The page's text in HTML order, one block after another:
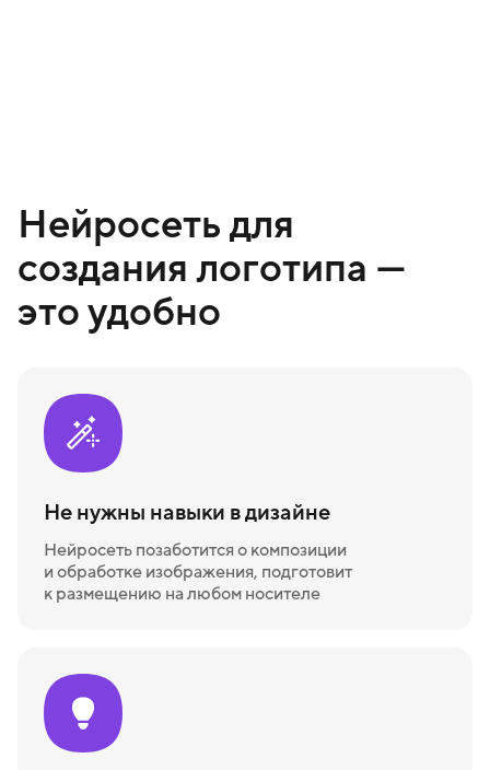
Нейросеть для
создания логотипа —
это удобно
Не нужны навыки в дизайне
Нейросеть позаботится о композиции
и обработке изображения, подготовит
к размещению на любом носителе